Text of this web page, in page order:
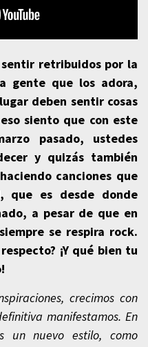
sentir retribuidos por la
gente que los adora,
deben sentir cosas
siento que con este
pasado, ustedes
y quizás también
canciones que
que es desde donde
a pesar de que en
se respira rock.
¡Y qué bien tu
crecimos con
manifestamos. En
un nuevo estilo, como